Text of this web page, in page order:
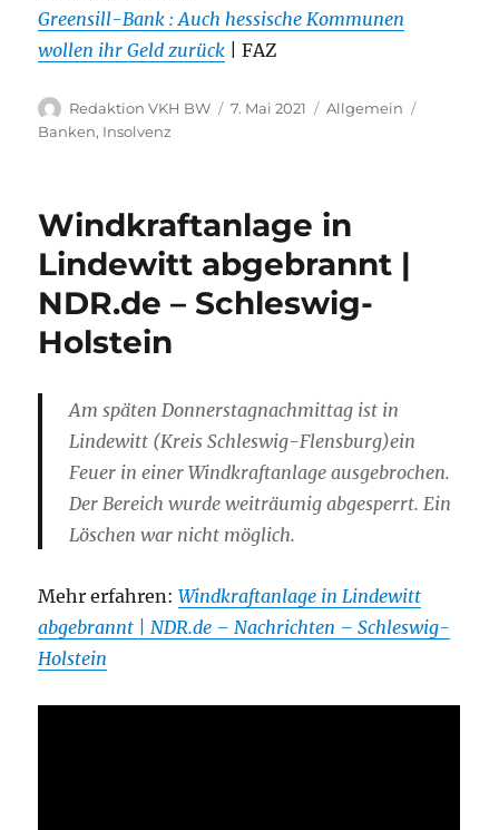
Greensill-Bank : Auch hessische Kommunen
wollen ihr Geld zurück | FAZ
Autor
Redaktion VKH BW
Veröffentlicht
7. Mai 2021 Kategorien
Allgemein
Banken, Insolvenz
Windkraftanlage in
Lindewitt abgebrannt |
NDR.de – Schleswig-
Holstein
Am späten Donnerstagnachmittag ist in
Lindewitt (Kreis Schleswig-Flensburg)ein
Feuer in einer Windkraftanlage ausgebrochen.
Der Bereich wurde weiträumig abgesperrt. Ein
Löschen war nicht möglich.
Mehr erfahren:Windkraftanlage in Lindewitt
abgebrannt | NDR.de – Nachrichten – Schleswig-
Holstein